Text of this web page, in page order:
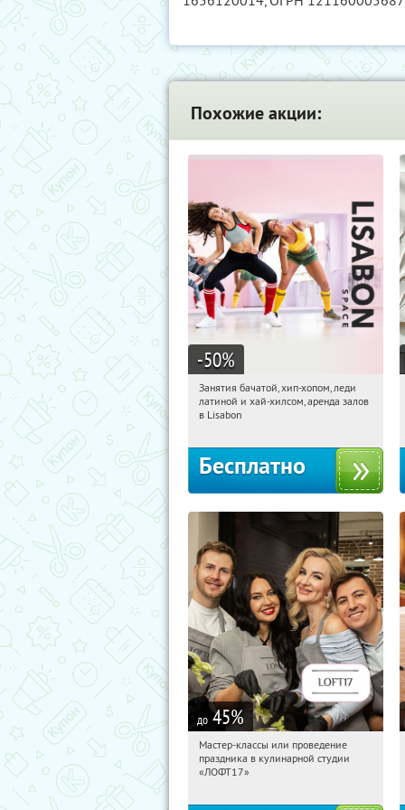
Похожие акции:
-50%
16:08:03 Получили:
Петровско-Разумовская
Занятия бачатой, хип-хопом, леди
латиной и хай-хилсом, аренда залов
в Lisabon
Бесплатно
до 45%
16:08:03 Купили:
Тульская
Мастер-классы или проведение
праздника в кулинарной студии
«ЛОФТ17»